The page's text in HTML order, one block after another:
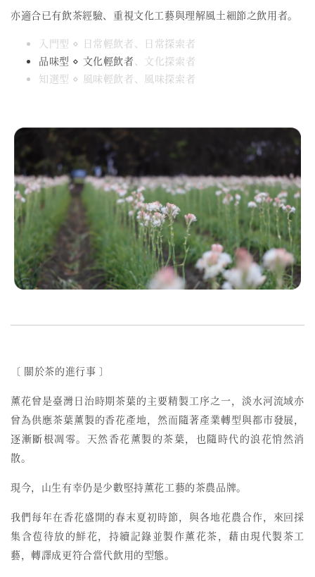
亦適合已有飲茶經驗、重視文化工藝與理解風土細節之飲用者。
入門型 ⋄ 日常輕飲者、日常探索者
品味型 ⋄ 文化輕飲者、文化探索者
知選型 ⋄ 風味輕飲者、風味探索者
〔 關於茶的進行事 〕
薰花曾是臺灣日治時期茶葉的主要精製工序之一， 淡水河流域亦
曾為供應茶葉薰製的香花產地，然而隨著產業轉型與都市發展，
逐漸斷根凋零。天然香花薰製的茶葉，也隨時代的浪花悄然消
散。
現今，山生有幸仍是少數堅持薰花工藝的茶農品牌。
我們每年在香花盛開的春末夏初時節，與各地花農合作，來回採
集含苞待放的鮮花，持續記錄並製作薰花茶，藉由現代製茶工
藝，轉譯成更符合當代飲用的型態。